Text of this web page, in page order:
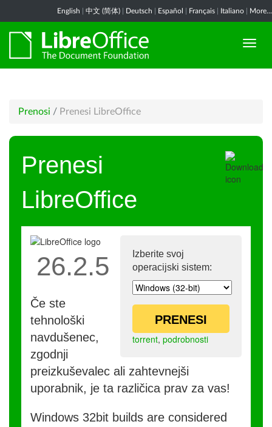
English 中文 (简体) Deutsch Español Français Italiano More...
Prenosi / Prenesi LibreOffice
Prenesi
LibreOffice
Izberite svoj
operacijski sistem:
PRENESI
torrent, podrobnosti
26.2.5
Če ste
tehnološki
navdušenec,
zgodnji
preizkuševalec ali zahtevnejši
uporabnik, je ta različica prav za vas!
Windows 32bit builds are considered